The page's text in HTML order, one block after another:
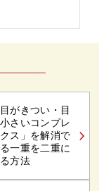
目がきつい・目
さいコンプレ
ス」を解消で
一重を二重に
方法